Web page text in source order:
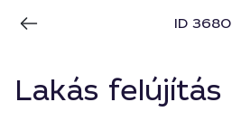
ID 3680
Lakás felújítás